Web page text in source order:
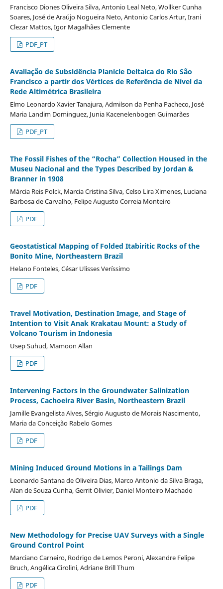
Francisco Diones Oliveira Silva, Antonio Leal Neto, Wollker Cunha
Soares, José de Araújo Nogueira Neto, Antonio Carlos Artur, Irani
Clezar Mattos, Igor Magalhães Clemente
PDF_PT
Avaliação de Subsidência Planície Deltaica do Rio São
Francisco a partir dos Vértices de Referência de Nível da
Rede Altimétrica Brasileira
Elmo Leonardo Xavier Tanajura, Admilson da Penha Pacheco, José
Maria Landim Dominguez, Junia Kacenelenbogen Guimarães
PDF_PT
The Fossil Fishes of the “Rocha” Collection Housed in the
Museu Nacional and the Types Described by Jordan &
Branner in 1908
Márcia Reis Polck, Marcia Cristina Silva, Celso Lira Ximenes, Luciana
Barbosa de Carvalho, Felipe Augusto Correia Monteiro
PDF
Geostatistical Mapping of Folded Itabiritic Rocks of the
Bonito Mine, Northeastern Brazil
Helano Fonteles, César Ulisses Veríssimo
PDF
Travel Motivation, Destination Image, and Stage of
Intention to Visit Anak Krakatau Mount: a Study of
Volcano Tourism in Indonesia
Usep Suhud, Mamoon Allan
PDF
Intervening Factors in the Groundwater Salinization
Process, Cachoeira River Basin, Northeastern Brazil
Jamille Evangelista Alves, Sérgio Augusto de Morais Nascimento,
Maria da Conceição Rabelo Gomes
PDF
Mining Induced Ground Motions in a Tailings Dam
Leonardo Santana de Oliveira Dias, Marco Antonio da Silva Braga,
Alan de Souza Cunha, Gerrit Olivier, Daniel Monteiro Machado
PDF
New Methodology for Precise UAV Surveys with a Single
Ground Control Point
Marciano Carneiro, Rodrigo de Lemos Peroni, Alexandre Felipe
Bruch, Angélica Cirolini, Adriane Brill Thum
PDF